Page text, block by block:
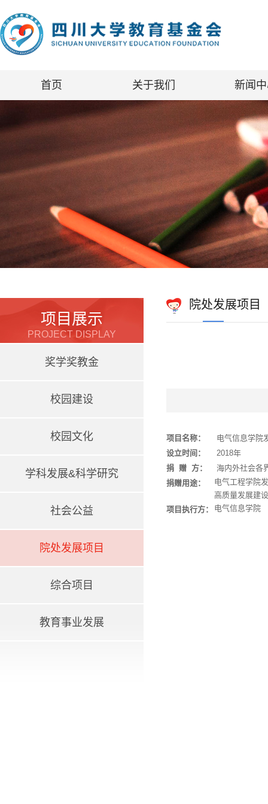
首页 关于我们 新闻
项目展示
PROJECT DISPLAY
奖学奖教金
校园建设
校园文化
学科发展&科学研究
社会公益
院处发展项目
综合项目
教育事业发展
院处发展项目
项目名称：
电气信息学院
设立时间：
2018年
捐 赠 方：
海内外社会各
捐赠用途：
电气工程学院
高质量发展建
项目执行方：
电气信息学院